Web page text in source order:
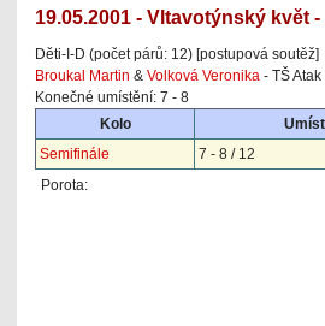
19.05.2001 - Vltavotýnský květ
Děti-I-D (počet párů: 12) [postupová soutěž]
Broukal Martin & Volková Veronika - TŠ
Konečné umístění: 7 - 8
Kolo
Semifinále
7 - 8 / 12
Porota: